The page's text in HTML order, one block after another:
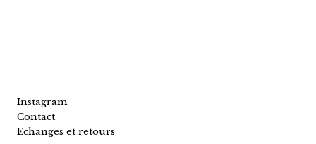
Instagram
Contact
Echanges et retours